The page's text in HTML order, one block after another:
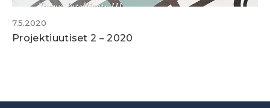
7.5.2020
Projektiuutiset 2 – 2020